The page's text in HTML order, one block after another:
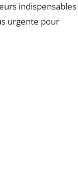
indispensables
urgente pour